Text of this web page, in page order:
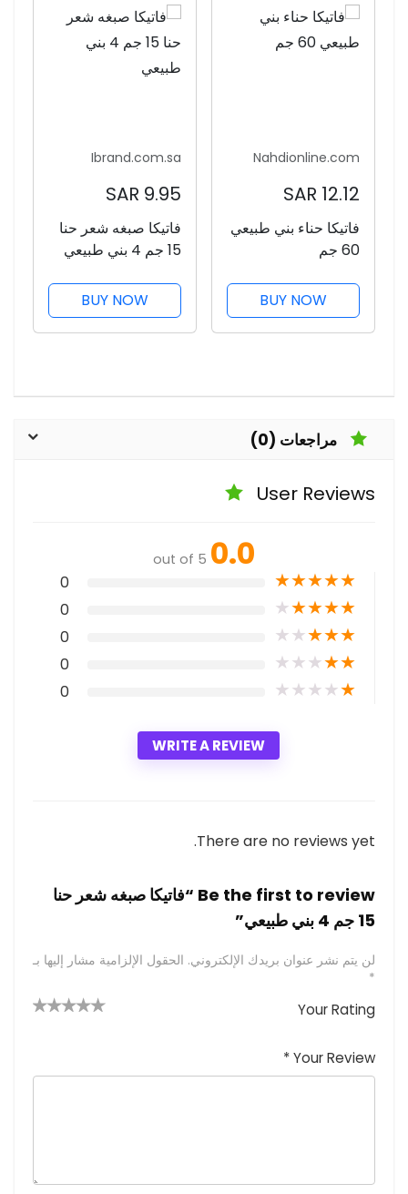
Nahdionline.com
12.12 SAR
فاتيكا حناء بني طبيعي
60 جم
BUY NOW
Ibrand.com.sa
9.95 SAR
فاتيكا صبغه شعر حنا
15 جم 4 بني طبيعي
BUY NOW
مراجعات (0)
User Reviews
0.0
out of 5
★
★
★
★
★
0
★
★
★
★
★
0
★
★
★
★
★
0
★
★
★
★
★
0
★
★
★
★
★
0
WRITE A REVIEW
There are no reviews yet.
Be the first to review “فاتيكا صبغه شعر حنا
15 جم 4 بني طبيعي”
لن يتم نشر عنوان بريدك الإلكتروني. الحقول الإلزامية مشار إليها بـ
*
Your Rating
ن
أصلنجومنجوم
Your Review
*